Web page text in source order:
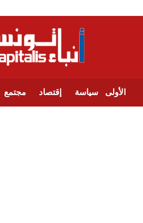
الأولى سياسة إقتصاد مجتمع